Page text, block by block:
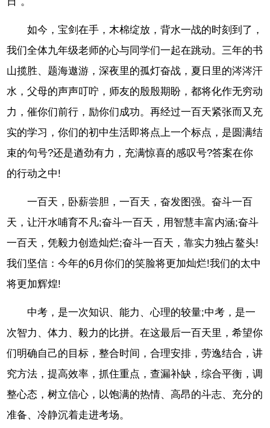
如今，宝剑在手，木棉绽放，背水一战的时刻到了，
我们全体九年级老师的心与同学们一起在跳动。三年的书
山揽胜、题海遨游，深夜里的孤灯奋战，夏日里的涔涔汗
水，父母的声声叮咛，师友的殷殷期盼，都将化作无穷动
力，催你们前行，励你们成功。再经过一百天紧张而又充
实的学习，你们的初中生活即将点上一个标点，是圆满结
束的句号?还是遒劲有力，充满惊喜的感叹号?答案在你
的行动之中!
一百天，卧薪尝胆，一百天，奋发图强。奋斗一百
天，让汗水哺育不凡;奋斗一百天，用智慧丰富内涵;奋斗
一百天，凭毅力创造灿烂;奋斗一百天，靠实力独占鳌头!
我们坚信：今年的6月你们的笑脸将更加灿烂!我们的太中
将更加辉煌!
中考，是一次知识、能力、心理的较量;中考，是一
次智力、体力、毅力的比拼。在这最后一百天里，希望你
们明确自己的目标，整合时间，合理安排，劳逸结合，讲
究方法，提高效率，抓住重点，查漏补缺，综合平衡，调
整心态，树立信心，以饱满的热情、高昂的斗志、充分的
准备、冷静沉着走进考场。